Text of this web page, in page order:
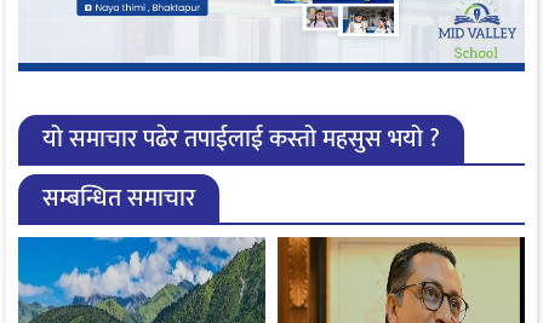
यो समाचार पढेर तपाईलाई कस्तो महसुस भयो ?
सम्बन्धित समाचार